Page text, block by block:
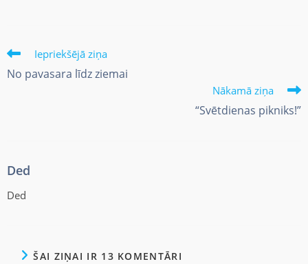
Iepriekšējā ziņa
No pavasara līdz ziemai
Nākamā ziņa
“Svētdienas pikniks!”
Ded
Ded
ŠAI ZIŅAI IR 13 KOMENTĀRI